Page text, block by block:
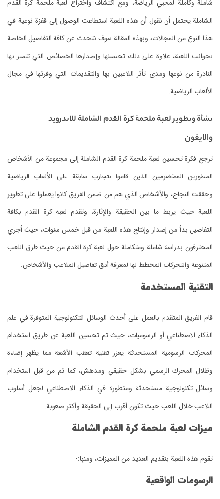
شاملة وكاملة لمحبي الرياضة، ومع اكتشاف واختراع لعبة ملحمة كرة القدم
الشاملة يحتمل أن نقول أن هذه اللعبة استطاعت الوصول إلى قفزة نوعية في
هذا النوع من المجالات، وبهذه المقالة سوف نتحدث عن كافة التفاصيل الخاصة
بجوانب اللعبة، علاوة على ذلك تحسينها وإصدارها الخصائص التي تتميز بها
النادرة من نوعها ومدى تأثر اللاعبين بها والتقديمات التي وفرتها في مجال
الألعاب الرياضية.
نشأة وتطوير لعبة ملحمة كرة القدم الشاملة للاندرويد
والايفون
ترجع فكرة تحسين لعبة ملحمة كرة القدم الشاملة إلى مجموعة من الأشخاص
المطورين المخضرمين الذين قاموا بتجارب سابقة على الألعاب الرياضية
وحققت النجاح، والأشخاص الذي هم من ضمن الفريق كانوا يعملوا على تطوير
اللعبة حيث يربط ما بين الحقيقة والإثارة، وتقدم لعبه كرة القدم بكافة
التفاصيل بدأ من إصدار وإنتاج هذه اللعبة من قبل خمس سنوات، حيث أجري
المحترفون بدراسة شاملة ومتكاملة حول لعبة كرة القدم من حيث طرق اللعب
المتنوعة والتحركات المخطط لها لمعرفة أدق تفاصيل الملاعب والأشخاص.
التقنية المستخدمة
قام الفريق المتقدم بالعمل على أحدث الوسائل التكنولوجية المتوفرة في علم
الذكاء الاصطناعي أو الرسوميات، حيث تم تحسين اللعبة عن طريق استخدام
المحركات الرسومية المستحدثة يعزز تقنية تعقب الأشعة مما يظهر إضاءة
وظلال المحرك الرسمي بشكل حقيقي ومدهش، كما تم من قبل استخدام
وسائل تكنولوجية مستحدثة ومتطورة في الذكاء الاصطناعي لجعل أسلوب
اللاعب خلال اللعب حيث تكون أقرب إلى الحقيقة وأكثر صعوبة.
ميزات لعبة ملحمة كرة القدم الشاملة
تقوم هذه اللعبة بتقديم العديد من المميزات، ومنها:-
الرسومات الواقعية